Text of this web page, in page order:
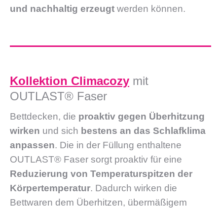
und nachhaltig erzeugt werden können.
Kollektion Climacozy mit
OUTLAST® Faser
Bettdecken, die proaktiv gegen Überhitzung
wirken und sich bestens an das Schlafklima
anpassen. Die in der Füllung enthaltene
OUTLAST® Faser sorgt proaktiv für eine
Reduzierung von Temperaturspitzen der
Körpertemperatur. Dadurch wirken die
Bettwaren dem Überhitzen, übermäßigem